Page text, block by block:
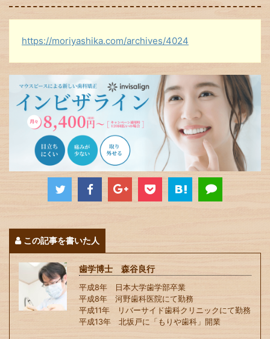
https://moriyashika.com/archives/4024
この記事を書いた人
歯学博士 森谷良行
平成8年 日本大学歯学部卒業
平成8年 河野歯科医院にて勤務
平成11年 リバーサイド歯科クリニックにて勤務
平成13年 北坂戸に「もりや歯科」開業